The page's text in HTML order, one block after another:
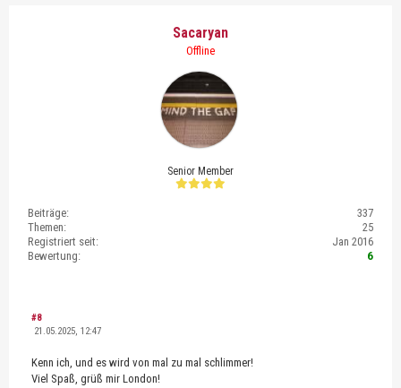
Sacaryan
Offline
Senior Member
Beiträge:
337
Themen:
25
Registriert seit:
Jan 2016
Bewertung:
6
#8
21.05.2025, 12:47
Kenn ich, und es wird von mal zu mal schlimmer!
Viel Spaß, grüß mir London!